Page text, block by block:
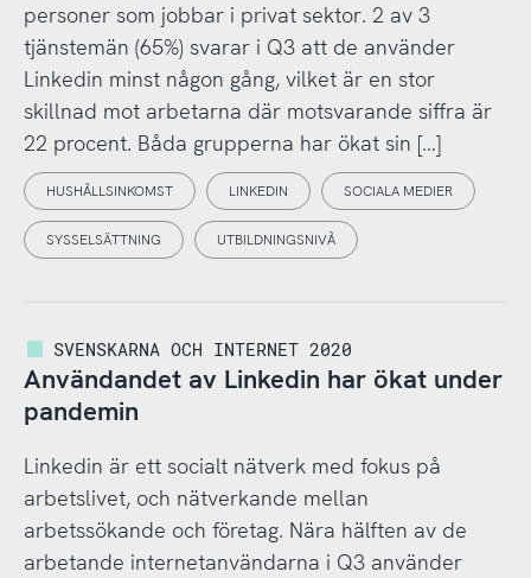
personer som jobbar i privat sektor. 2 av 3
tjänstemän (65%) svarar i Q3 att de använder
Linkedin minst någon gång, vilket är en stor
skillnad mot arbetarna där motsvarande siffra är
22 procent. Båda grupperna har ökat sin […]
HUSHÅLLSINKOMST LINKEDIN SOCIALA MEDIER
SYSSELSÄTTNING UTBILDNINGSNIVÅ
SVENSKARNA OCH INTERNET 2020
Användandet av Linkedin har ökat under
pandemin
Linkedin är ett socialt nätverk med fokus på
arbetslivet, och nätverkande mellan
arbetssökande och företag. Nära hälften av de
arbetande internetanvändarna i Q3 använder